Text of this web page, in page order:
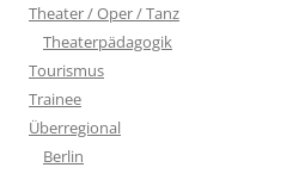
Theater / Oper / Tanz
Theaterpädagogik
Tourismus
Trainee
Überregional
Berlin